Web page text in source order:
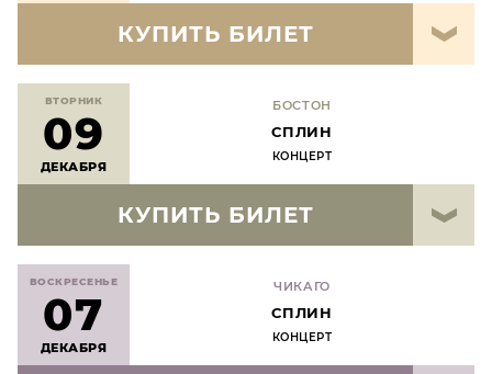
КУПИТЬ БИЛЕТ
ВТОРНИК
09
ДЕКАБРЯ
БОСТОН
СПЛИН
КОНЦЕРТ
КУПИТЬ БИЛЕТ
ВОСКРЕСЕНЬЕ
07
ДЕКАБРЯ
ЧИКАГО
СПЛИН
КОНЦЕРТ